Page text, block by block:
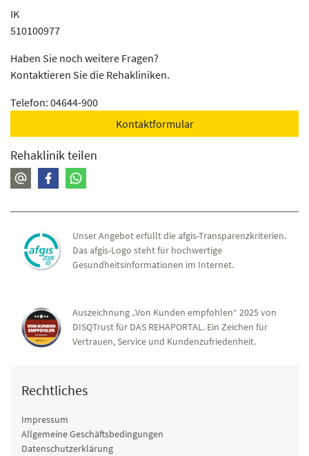
Rehaklinik teilen
IK
510100977
Haben Sie noch weitere Fragen?
Kontaktieren Sie die Rehakliniken.
Telefon: 04644-900
Kontaktformular
Unser Angebot erfüllt die afgis-Transparenzkriterien.
Das afgis-Logo steht für hochwertige
Gesundheitsinformationen im Internet.
Auszeichnung „Von Kunden empfohlen“ 2025 von
DISQTrust für DAS REHAPORTAL. Ein Zeichen für
Vertrauen, Service und Kundenzufriedenheit.
Rechtliches
Impressum
Allgemeine Geschäftsbedingungen
Datenschutzerklärung